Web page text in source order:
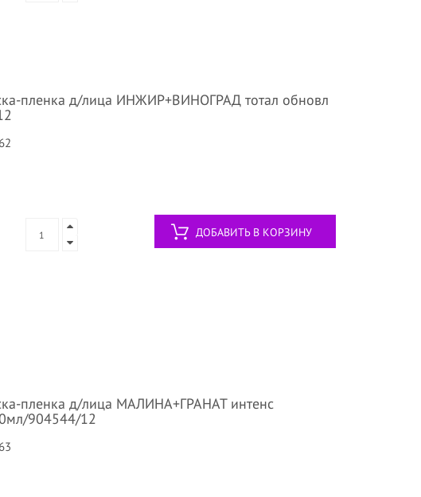
пленка д/лица ИНЖИР+ВИНОГРАД тотал обновл
ДОБАВИТЬ В КОРЗИНУ
пленка д/лица МАЛИНА+ГРАНАТ интенс
904544/12